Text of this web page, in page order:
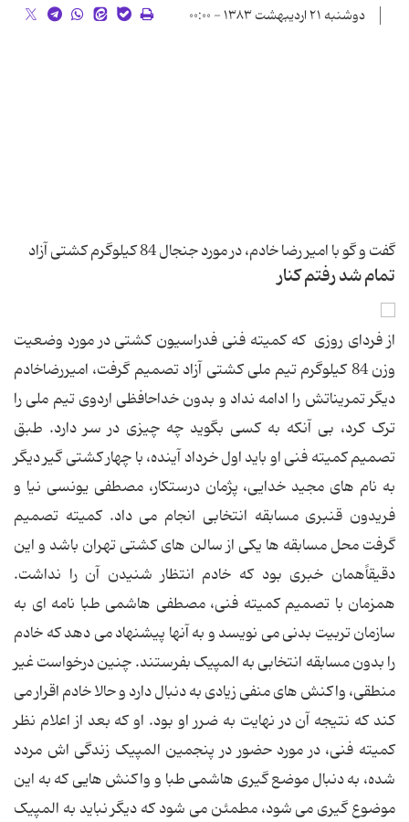
دوشنبه ۲۱ اردیبهشت ۱۳۸۳ - ۰۰:۰۰
گفت و گو با امیر رضا خادم، در مورد جنجال 84 کیلوگرم کشتی آزاد
تمام شد رفتم کنار
از فردای روزی که کمیته فنی فدراسیون کشتی در مورد وضعیت
وزن 84 کیلوگرم تیم ملی کشتی آزاد تصمیم گرفت، امیررضاخادم
دیگر تمریناتش را ادامه نداد و بدون خداحافظی اردوی تیم ملی را
ترک کرد، بی آنکه به کسی بگوید چه چیزی در سر دارد. طبق
تصمیم کمیته فنی او باید اول خرداد آینده، با چهار کشتی گیر دیگر
به نام های مجید خدایی، پژمان درستکار، مصطفی یونسی نیا و
فریدون قنبری مسابقه انتخابی انجام می داد. کمیته تصمیم
گرفت محل مسابقه ها یکی از سالن های کشتی تهران باشد و این
دقیقاًهمان خبری بود که خادم انتظار شنیدن آن را نداشت.
همزمان با تصمیم کمیته فنی، مصطفی هاشمی طبا نامه ای به
سازمان تربیت بدنی می نویسد و به آنها پیشنهاد می دهد که خادم
را بدون مسابقه انتخابی به المپیک بفرستند. چنین درخواست غیر
منطقی، واکنش های منفی زیادی به دنبال دارد و حالا خادم اقرار می
کند که نتیجه آن در نهایت به ضرر او بود. او که بعد از اعلام نظر
کمیته فنی، در مورد حضور در پنجمین المپیک زندگی اش مردد
شده، به دنبال موضع گیری هاشمی طبا و واکنش هایی که به این
موضوع گیری می شود، مطمئن می شود که دیگر نباید به المپیک